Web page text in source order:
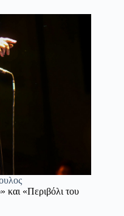
και «Περιβόλι του